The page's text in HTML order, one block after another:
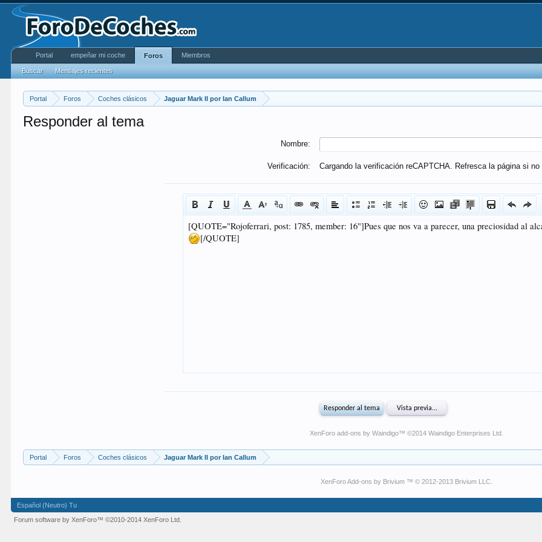
Portal Foros Coches clásicos Jaguar Mark II por Ian Callum
Responder al tema
Nombre:
Verificación: Cargando la verificación reCAPTCHA. Refresca la página si no
XenForo add-ons by Waindigo™ ©2014 Waindigo Enterprises Ltd
Portal Foros Coches clásicos Jaguar Mark II por Ian Callum
XenForo Add-ons by Brivium ™ © 2012-2013 Brivium LLC.
Portal empeñar mi coche Foros
Buscar Mensajes recientes
Miembros
Español (Neutro) Tu
Forum software by XenForo™©2010-2014 XenForo Ltd.